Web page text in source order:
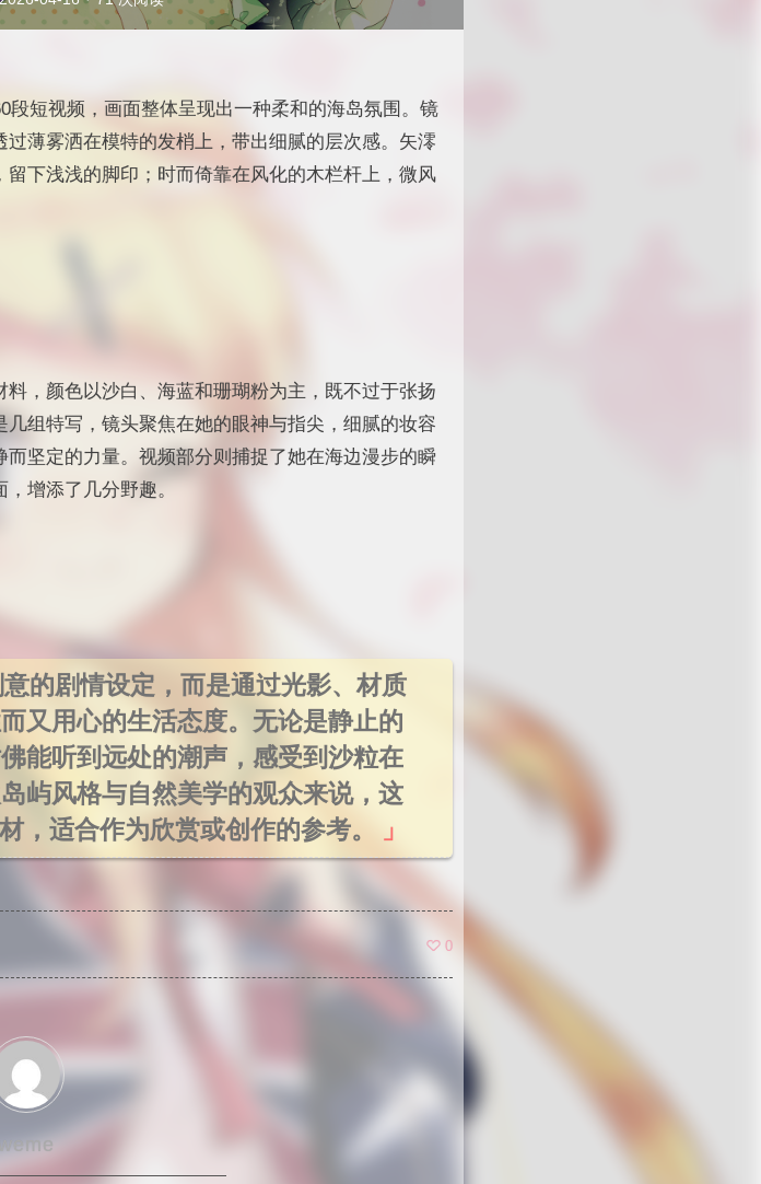
短视频，画面整体呈现出一种柔和的海岛氛围。镜
薄雾洒在模特的发梢上，带出细腻的层次感。矢澪
下浅浅的脚印；时而倚靠在风化的木栏杆上，微风
，颜色以沙白、海蓝和珊瑚粉为主，既不过于张扬
组特写，镜头聚焦在她的眼神与指尖，细腻的妆容
坚定的力量。视频部分则捕捉了她在海边漫步的瞬
增添了几分野趣。
的剧情设定，而是通过光影、材质
又用心的生活态度。无论是静止的
能听到远处的潮声，感受到沙粒在
屿风格与自然美学的观众来说，这
，适合作为欣赏或创作的参考。
 0
weme